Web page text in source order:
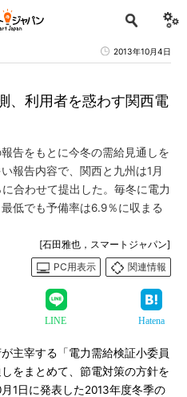
2013年10月4日
、利用者を惑わす関西電
告をもとに今冬の需給見通しを
報告内容で、関西と九州は1月
合わせて提出した。毎冬に電力
低でも予備率は6.9％に収まる
[石田雅也，スマートジャパン]
PC用表示
関連情報
LINE Hatena
主宰する「電力需給検証小委員
をまとめて、節電対策の方針を
1日に発表した2013年度冬季の